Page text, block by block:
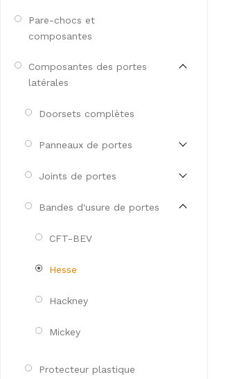
Pare-chocs et
composantes
Composantes des portes
latérales
Doorsets complètes
Panneaux de portes
Joints de portes
Bandes d'usure de portes
CFT-BEV
Hesse
Hackney
Mickey
Protecteur plastique